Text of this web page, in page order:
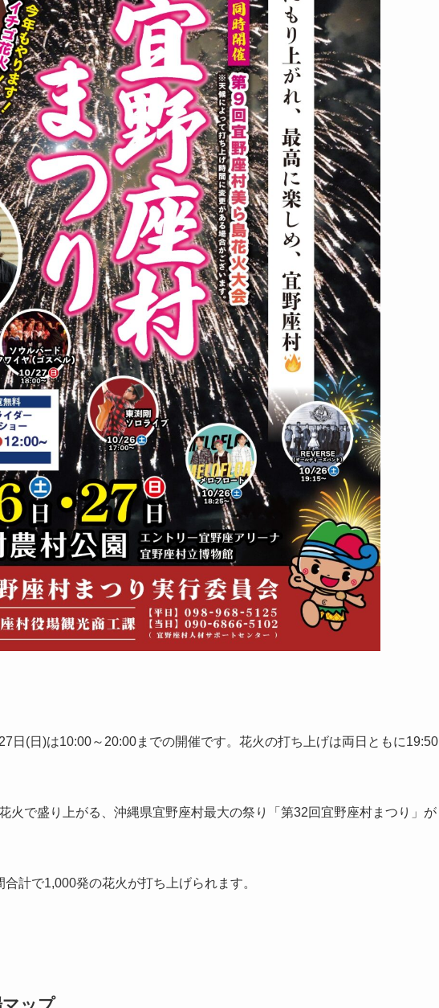
日(日)は10:00～20:00までの開催です。花火の打ち上げは両日ともに19:50
火で盛り上がる、沖縄県宜野座村最大の祭り「第32回宜野座村まつり」が
計で1,000発の花火が打ち上げられます。